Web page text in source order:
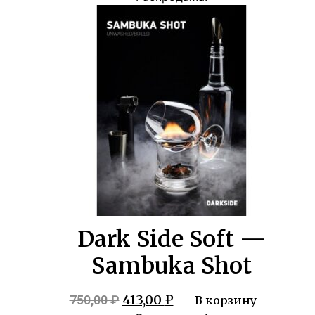
750,00 ₽.
413,00 ₽.
Dark Side Soft —
Sambuka Shot
750,00₽ Первоначальная
413,00 ₽Текущая
В корзину